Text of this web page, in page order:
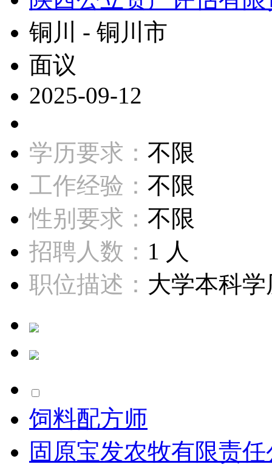
铜川 - 铜川市
面议
2025-09-12
学历要求： 不限
工作经验： 不限
性别要求： 不限
招聘人数： 1 人
职位描述： 大学本科
饲料配方师
固原宝发农牧有限责